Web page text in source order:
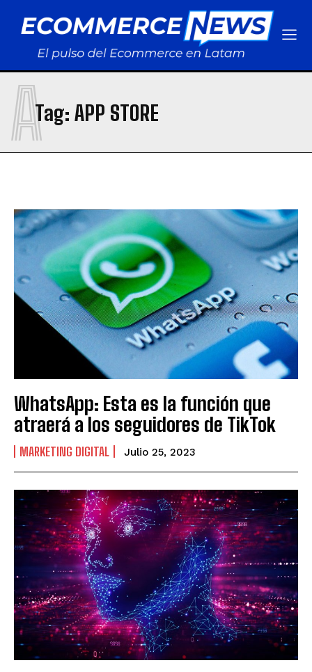
Tag: APP STORE
A
WhatsApp: Esta es la función que
atraerá a los seguidores de TikTok
MARKETING DIGITAL Julio 25, 2023